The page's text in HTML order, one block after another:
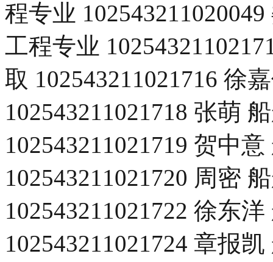
程专业
工程专业
取 102543211021716 徐
102543211021718 张萌
102543211021719 贺中
102543211021720 周密
102543211021722 徐东
102543211021724 章报